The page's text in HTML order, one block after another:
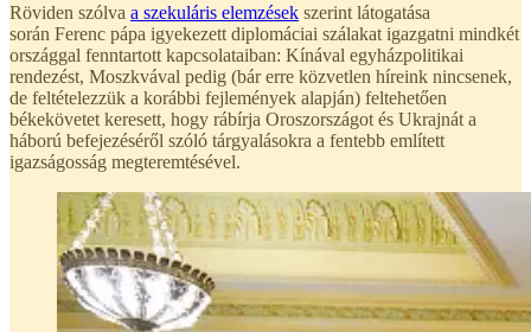
Röviden szólva a szekuláris elemzések szerint látogatása
során Ferenc pápa igyekezett diplomáciai szálakat igazgatni mindkét
országgal fenntartott kapcsolataiban: Kínával egyházpolitikai
rendezést, Moszkvával pedig (bár erre közvetlen híreink nincsenek,
de feltételezzük a korábbi fejlemények alapján) feltehetően
békekövetet keresett, hogy rábírja Oroszországot és Ukrajnát a
háború befejezéséről szóló tárgyalásokra a fentebb említett
igazságosság megteremtésével.